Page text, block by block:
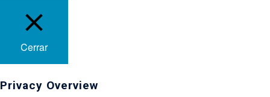
Cerrar
Privacy Overview